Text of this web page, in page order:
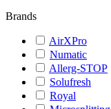
Brands
AirXPro
Numatic
Allerg-STOP
Solufresh
Royal